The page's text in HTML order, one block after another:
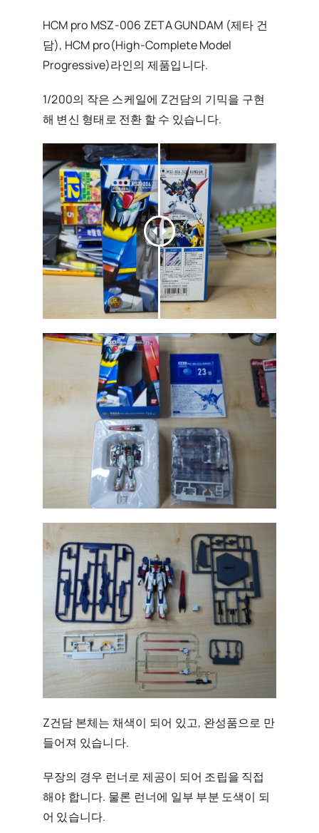
HCM pro MSZ-006 ZETA GUNDAM (제타 건
담), HCM pro(High-Complete Model
Progressive)라인의 제품입니다.
1/200의 작은 스케일에 Z건담의 기믹을 구현
해 변신 형태로 전환 할 수 있습니다.
Z건담 본체는 채색이 되어 있고, 완성품으로 만
들어져 있습니다.
무장의 경우 런너로 제공이 되어 조립을 직접
해야 합니다. 물론 런너에 일부 부분 도색이 되
어 있습니다.